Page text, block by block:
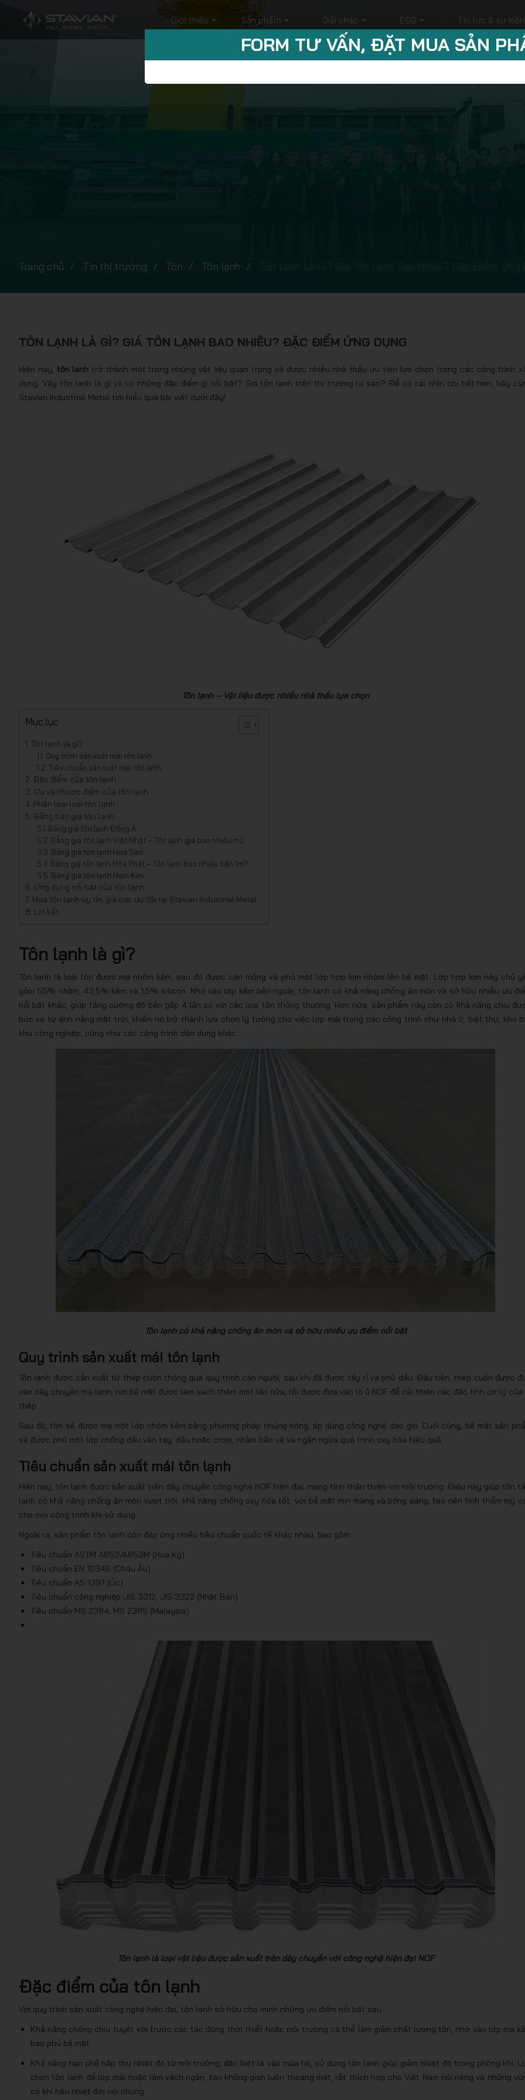
Giới thiệu Sản phẩm Giải pháp ESG Tin tức & sự kiện
Trang chủ Tin thị trường Tôn Tôn lạnh
TÔN LẠNH LÀ GÌ? GIÁ TÔN LẠNH BAO NHIÊU? ĐẶC ĐIỂM ỨNG DỤNG
Hiện nay, tôn lạnh trở thành một trong những vật liệu quan trọng và được nhiều nhà thầu ưu tiên lựa chọn trong các công trình
dựng. Vậy tôn lạnh là gì và có những đặc điểm gì nổi bật? Giá tôn lạnh trên thị trường ra sao? Để có cái nhìn chi tiết hơn, hãy
Stavian Industrial Metal tìm hiểu qua bài viết dưới đây!
Tôn lạnh – Vật liệu được nhiều nhà thầu lựa chọn
Mục lục
Tôn lạnh là gì?
Quy trình sản xuất mái tôn lạnh
Tiêu chuẩn sản xuất mái tôn lạnh
Đặc điểm của tôn lạnh
Ưu và nhược điểm của tôn lạnh
Phân loại loại tôn lạnh
Bảng báo giá tôn lạnh
Bảng giá tôn lạnh Đông Á
Bảng giá tôn lạnh Việt Nhật – Tôn lạnh giá bao nhiêu m2
Bảng giá tôn lạnh Hoa Sen
Bảng giá tôn lạnh Hòa Phát – Tôn lạnh bao nhiêu tiền 1m?
Bảng giá tôn lạnh Nam Kim
Ứng dụng nổi bật của tôn lạnh
Mua tôn lạnh uy tín, giá cực ưu đãi tại Stavian Industrial Metal
Lời kết
Tôn lạnh là gì?
Tôn lạnh là loại tôn được mạ nhôm kẽm, sau đó được cán mỏng và phủ một lớp hợp kim nhôm lên bề mặt. Lớp hợp kim này chủ
gồm 55% nhôm, 43,5% kẽm và 1,5% silicon. Nhờ vào lớp kẽm bên ngoài, tôn lạnh có khả năng chống ăn mòn và sở hữu nhiều ưu
nổi bật khác, giúp tăng cường độ bền gấp 4 lần so với các loại tôn thông thường. Hơn nữa, sản phẩm này còn có khả năng chịu
bức xạ từ ánh nắng mặt trời, khiến nó trở thành lựa chọn lý tưởng cho việc lợp mái trong các công trình như nhà ở, biệt thự, kho
khu công nghiệp, cũng như các công trình dân dụng khác.
Tôn lạnh có khả năng chống ăn mòn và sở hữu nhiều ưu điểm nổi bật
Quy trình sản xuất mái tôn lạnh
Tôn lạnh được sản xuất từ thép cuộn thông qua quy trình cán nguội, sau khi đã được tẩy rỉ và phủ dầu. Đầu tiên, thép cuộn được
vào dây chuyền mạ lạnh, nơi bề mặt được làm sạch thêm một lần nữa, rồi được đưa vào lò ủ NOF để cải thiện các đặc tính cơ lý của
thép.
Sau đó, tôn sẽ được mạ một lớp nhôm kẽm bằng phương pháp nhúng nóng, áp dụng công nghệ dao gió. Cuối cùng, bề mặt sản
sẽ được phủ một lớp chống dấu vân tay, dầu hoặc crom, nhằm bảo vệ và ngăn ngừa quá trình oxy hóa hiệu quả.
Tiêu chuẩn sản xuất mái tôn lạnh
Hiện nay, tôn lạnh được sản xuất trên dây chuyền công nghệ NOF hiện đại, mang tính thân thiện với môi trường. Điều này giúp tôn
lạnh có khả năng chống ăn mòn vượt trội, khả năng chống oxy hóa tốt, với bề mặt mịn màng và bóng sáng, tạo nên tính thẩm mỹ
cho mọi công trình khi sử dụng.
Ngoài ra, sản phẩm tôn lạnh còn đáp ứng nhiều tiêu chuẩn quốc tế khác nhau, bao gồm:
Tiêu chuẩn ASTM A653/A653M (Hoa Kỳ)
Tiêu chuẩn EN 10346 (Châu Âu)
Tiêu chuẩn AS 1397 (Úc)
Tiêu chuẩn công nghiệp JIS 3312, JIS 3322 (Nhật Bản)
Tiêu chuẩn MS 2384, MS 2385 (Malaysia)
…
Tôn lạnh là loại vật liệu được sản xuất trên dây chuyền với công nghệ hiện đại NOF
Đặc điểm của tôn lạnh
Với quy trình sản xuất công nghệ hiện đại, tôn lạnh sở hữu cho mình những ưu điểm nổi bật sau:
Khả năng chống chịu tuyệt vời trước các tác động thời thiết hoặc môi trường có thể làm giảm chất lượng tôn, nhờ vào lớp mạ
bao phủ bề mặt.
Khả năng hạn chế hấp thụ nhiệt độ từ môi trường, đặc biệt là vào mùa hè, sử dụng tôn lạnh giúp giảm nhiệt độ trong phòng khi.
chọn tôn lạnh để lợp mái hoặc làm vách ngăn, tạo không gian luôn thoáng mát, rất thích hợp cho Việt Nam nói riêng và những
có khí hậu nhiệt đới nói chung.
FORM TƯ VẤN, ĐẶT MUA SẢN